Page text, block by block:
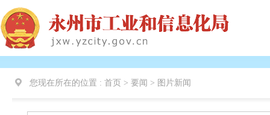
您现在所在的位置 : 首页 > 要闻 > 图片新闻